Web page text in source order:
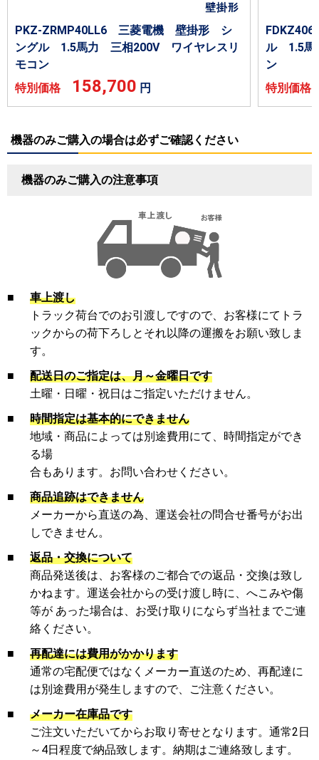
PKZ-ZRMP40LL6 三菱電機 壁掛形 シ
ングル 1.5馬力 三相200V ワイヤレスリ
モコン
特別価格
158,700 円
ル 1.5馬
ン
特別価
機器のみご購入の場合は必ずご確認ください
機器のみご購入の注意事項
■
車上渡し
トラック荷台でのお引渡しですので、お客様にてトラ
ックからの荷下ろしとそれ以降の運搬をお願い致しま
す。
■
配送日のご指定は、月～金曜日です
土曜・日曜・祝日はご指定いただけません。
■
時間指定は基本的にできません
地域・商品によっては別途費用にて、時間指定ができ
る場
合もあります。お問い合わせください。
■
商品追跡はできません
メーカーから直送の為、運送会社の問合せ番号がお出
しできません。
■
返品・交換について
商品発送後は、お客様のご都合での返品・交換は致し
かねます。運送会社からの受け渡し時に、へこみや傷
等が あった場合は、お受け取りにならず当社までご連
絡ください。
■
再配達には費用がかかります
通常の宅配便ではなくメーカー直送のため、再配達に
は別途費用が発生しますので、ご注意ください。
■
メーカー在庫品です
ご注文いただいてからお取り寄せとなります。通常2日
～4日程度で納品致します。納期はご連絡致します。